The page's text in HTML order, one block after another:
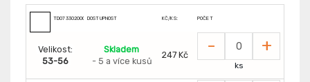
TD0733020000000DOSTUPNOST KČ/KS: POČET
Velikost:
53-56
Skladem
- 5 a více kusů
247 Kč - +
ks